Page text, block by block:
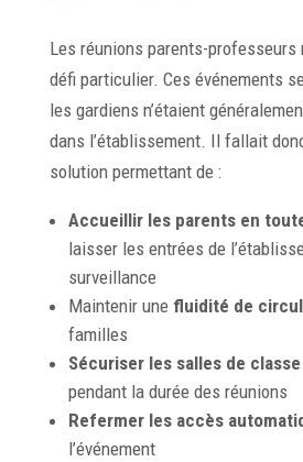
Les réunions parents-professeurs
défi particulier. Ces événements
les gardiens n’étaient
dans l’établissement. Il fallait
solution permettant de :
Accueillir les parents en
laisser les entrées de
surveillance
Maintenir une fluidité de
familles
Sécuriser les salles de classe
pendant la durée des réunions
Refermer les accès
l’événement